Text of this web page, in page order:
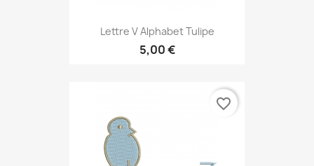
Lettre V Alphabet Tulipe
5,00 €
favorite_border